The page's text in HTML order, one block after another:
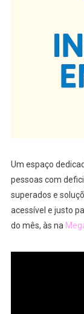
Um espaço
pessoas com
superados e
acessível e justo
do mês, às na